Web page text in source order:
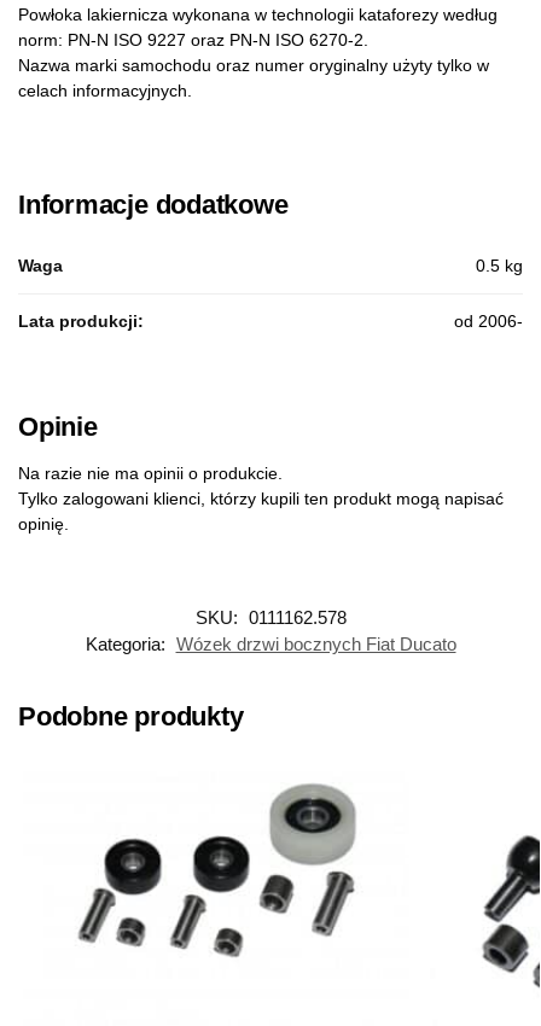
Powłoka lakiernicza wykonana w technologii kataforezy według
norm: PN-N ISO 9227 oraz PN-N ISO 6270-2.
Nazwa marki samochodu oraz numer oryginalny użyty tylko w
celach informacyjnych.
Informacje dodatkowe
Waga 0.5 kg
Lata produkcji: od 2006-
Opinie
Na razie nie ma opinii o produkcie.
Tylko zalogowani klienci, którzy kupili ten produkt mogą napisać
opinię.
SKU: 0111162.578
Kategoria: Wózek drzwi bocznych Fiat Ducato
Podobne produkty